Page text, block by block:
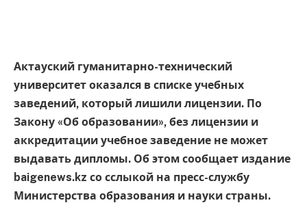
Актауский гуманитарно-технический
университет оказался в списке учебных
заведений, который лишили лицензии. По
Закону «Об образовании», без лицензии и
аккредитации учебное заведение не может
выдавать дипломы. Об этом сообщает издание
baigenews.kz со сслыкой на пресс-службу
Министерства образования и науки страны.